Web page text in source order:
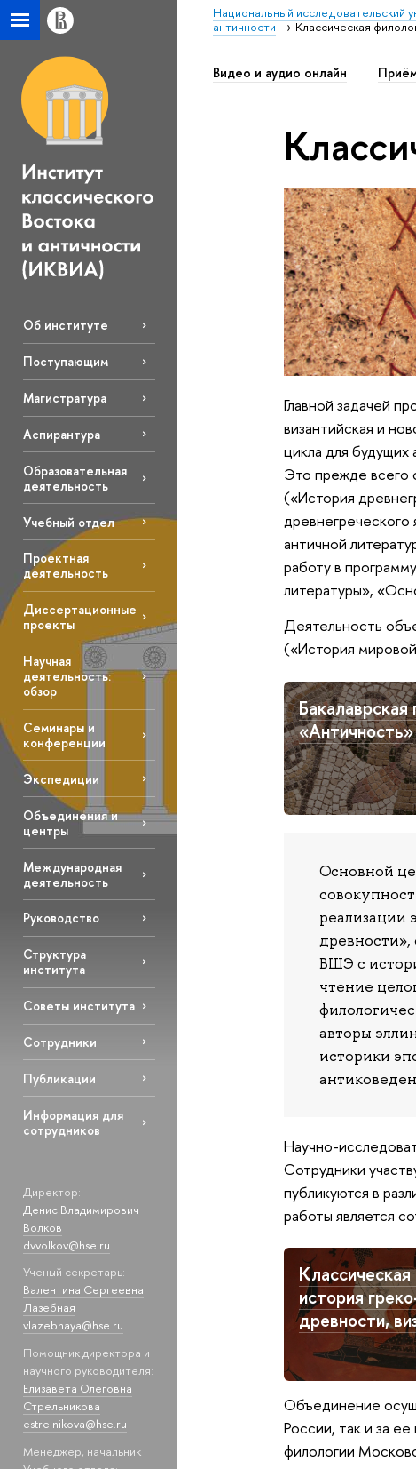
Национальный исследовательский
античности
Классическая
Об институте
Поступающим
Магистратура
Аспирантура
Образовательная
деятельность
Учебный отдел
Проектная
деятельность
Диссертационные
проекты
Научная
деятельность:
обзор
Семинары и
конференции
Экспедиции
Объединения и
центры
Международная
деятельность
Руководство
Структура
института
Советы института
Сотрудники
Публикации
Информация для
сотрудников
Директор:
Денис Владимирович
Волков
dvvolkov@hse.ru
Ученый секретарь:
Валентина Сергеевна
Лазебная
vlazebnaya@hse.ru
Помощник директора и
научного руководителя:
Елизавета Олеговна
Стрельникова
estrelnikova@hse.ru
Менеджер, начальник
Видео и аудио онлайн
Главной задачей
византийская и
цикла для
Это прежде всего
(«История
античной
работу в
литературы»,
Деятельность
(«История
«Античность»
Основной
реализации
древности»,
ВШЭ с
чтение
авторы
историки
Научно-
Сотрудники
публикуются в
работы является
история
древности,
Объединение
России, так и за
филологии